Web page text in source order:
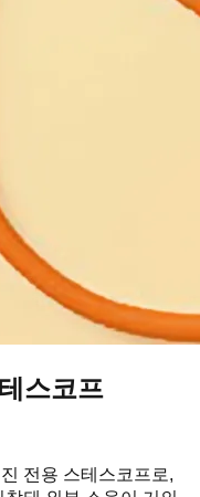
스코프
전용 스테스코프로,